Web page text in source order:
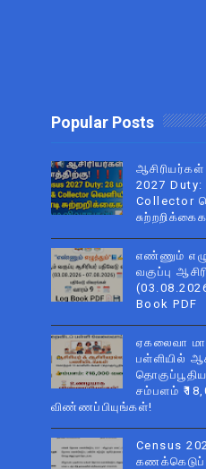
Popular Posts
2027 Duty:
Collector
எண்ணும்
வகுப்பு
Book PDF
ஏகலைவா
பள்ளியில்
சம்பளம்
விண்ணப்பியுங்கள்!
Census